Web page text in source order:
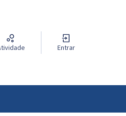
Atividade Entrar